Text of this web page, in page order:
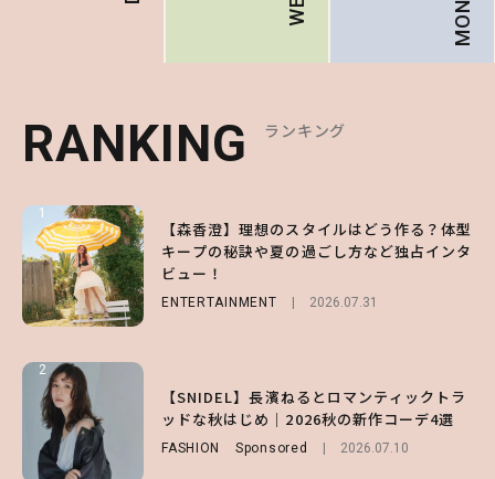
RANKING ランキング
1
【森香澄】理想のスタイルはどう作る？体型
キープの秘訣や夏の過ごし方など独占インタ
ビュー！
ENTERTAINMENT 2026.07.31
2
【SNIDEL】長濱ねるとロマンティックトラ
ッドな秋はじめ｜2026秋の新作コーデ4選
FASHION Sponsored 2026.07.10
RANKING ランキング
1
【ハローキティ】がスシローと初コラボ♡
第1弾の気になるメニュー＆限定グッズを総
チェック！
LIFESTYLE 2026.07.31
2
【齋藤飛鳥】人生初のロブに！「意外としっ
くりくるし、すごく新鮮で心地いい」ヘアカ
ットの様子を独占でお届け♡
ENTERTAINMENT 2026.07.30
RANKING ランキング
1
【SNIDEL】長濱ねるとロマンティックトラ
ッドな秋はじめ｜2026秋の新作コーデ4選
2
【付録】総柄ハローキティが可愛すぎ♡ 紀
ノ国屋コラボの“優秀保冷バッグ”は夏の強
い味方！【オトナミューズ9月号増刊】